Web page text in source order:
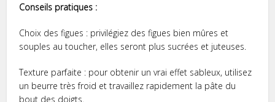
Conseils pratiques :
Choix des figues : privilégiez des figues bien mûres et
souples au toucher, elles seront plus sucrées et juteuses.
Texture parfaite : pour obtenir un vrai effet sableux, utilisez
un beurre très froid et travaillez rapidement la pâte du
bout des doigts.